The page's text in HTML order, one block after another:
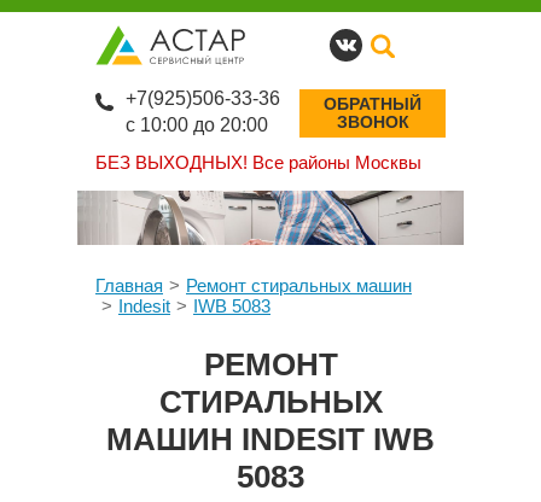
БЕЗ ВЫХОДНЫХ! Все районы Москвы
+7(925)506-33-36
с 10:00 до 20:00
ОБРАТНЫЙ
ЗВОНОК
Главная
Ремонт стиральных машин
Indesit
IWB 5083
РЕМОНТ
СТИРАЛЬНЫХ
МАШИН INDESIT IWB
5083